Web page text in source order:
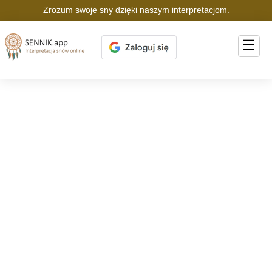
Zrozum swoje sny dzięki naszym interpretacjom.
☰